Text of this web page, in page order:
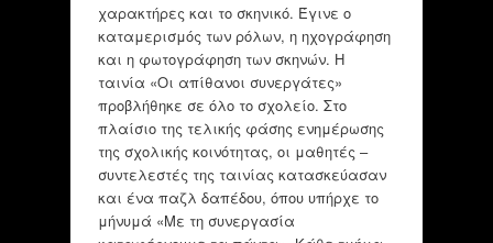
χαρακτήρες και το σκηνικό. Έγινε ο
καταμερισμός των ρόλων, η ηχογράφηση
και η φωτογράφηση των σκηνών. Η
ταινία «Οι απίθανοι συνεργάτες»
προβλήθηκε σε όλο το σχολείο. Στο
πλαίσιο της τελικής φάσης ενημέρωσης
της σχολικής κοινότητας, οι μαθητές –
συντελεστές της ταινίας κατασκεύασαν
και ένα παζλ δαπέδου, όπου υπήρχε το
μήνυμά «Με τη συνεργασία